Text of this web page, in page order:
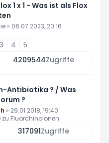
1 x 1 - Was ist als Flox
» 06.07.2023, 20:16
3 4
5
4209544Zugriffe
Antibiotika ? / Was
?
» 29.01.2018, 19:40
zu Fluorchinolonen
317091Zugriffe